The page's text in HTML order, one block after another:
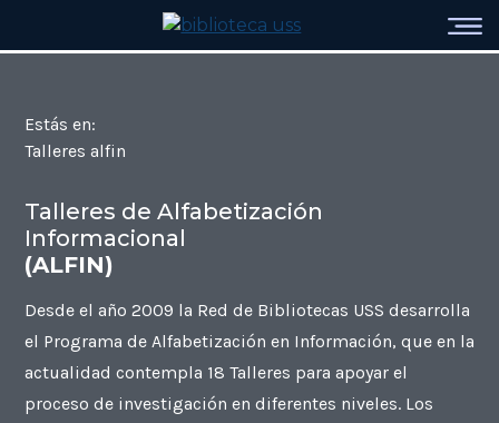
Estás en:
Talleres alfin
Talleres de Alfabetización
Informacional
(ALFIN)
Desde el año 2009 la Red de Bibliotecas USS desarrolla
el Programa de Alfabetización en Información, que en la
actualidad contempla 18 Talleres para apoyar el
proceso de investigación en diferentes niveles. Los